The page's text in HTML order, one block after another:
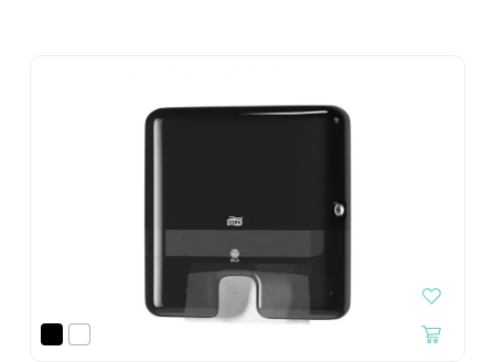
Agraffes de fixation
Bassin renal